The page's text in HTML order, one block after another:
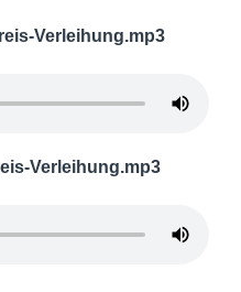
Verleihung.mp3
Verleihung.mp3